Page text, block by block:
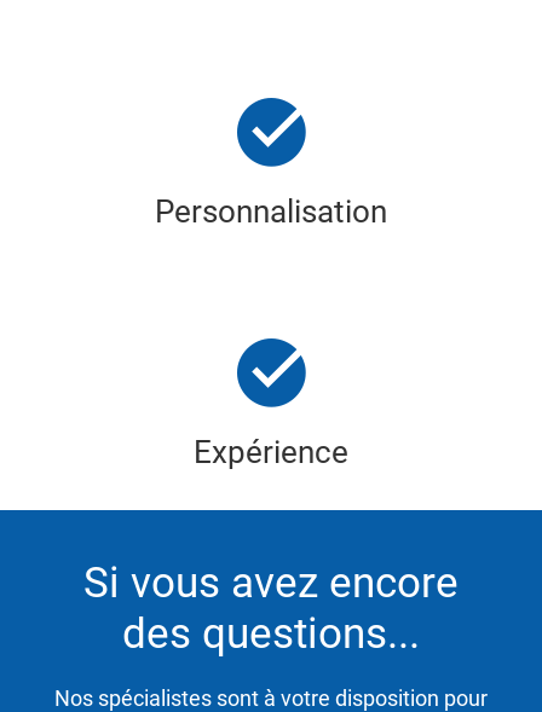
Personnalisation
Expérience
Si vous avez encore
des questions...
Nos spécialistes sont à votre disposition pour